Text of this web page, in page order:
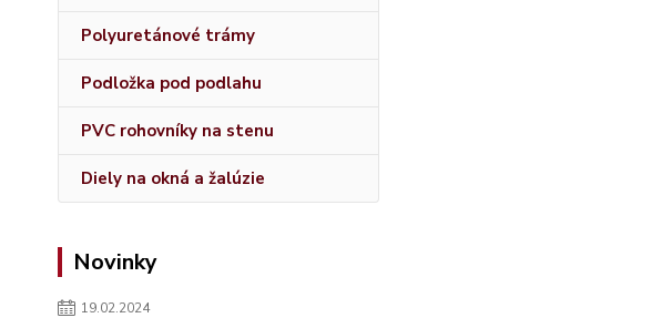
Polyuretánové trámy
Podložka pod podlahu
PVC rohovníky na stenu
Diely na okná a žalúzie
Novinky
19.02.2024